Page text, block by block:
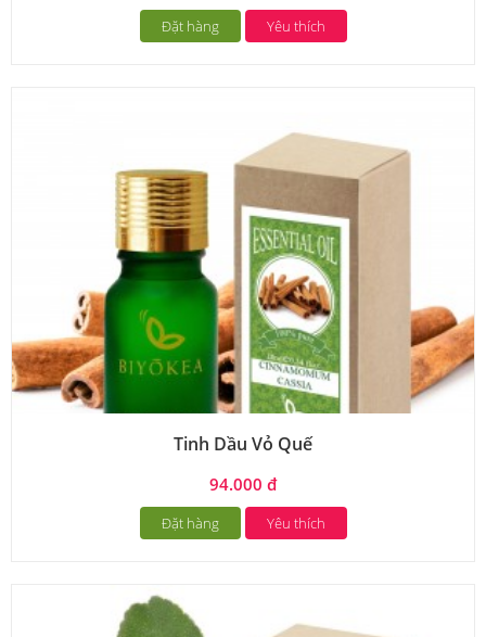
Đặt hàng Yêu thích
Tinh Dầu Vỏ Quế
94.000 đ
Đặt hàng Yêu thích